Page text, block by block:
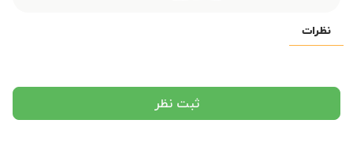
نظرات
ثبت نظر